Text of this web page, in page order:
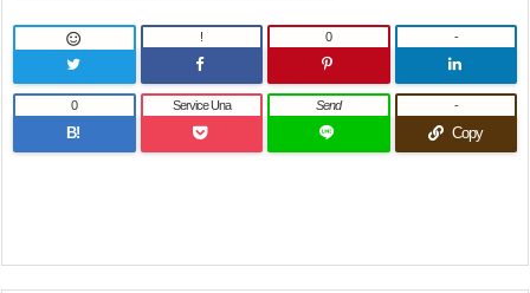
 ! 0 -
B!
0 Service Una Send
Copy
-